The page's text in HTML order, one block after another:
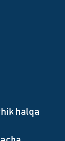
halqa